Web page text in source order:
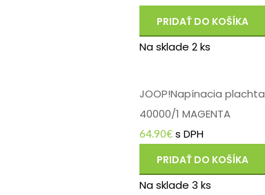
PRIDAŤ DO KOŠÍKA
Na sklade 2 ks
JOOP!Napínacia plachta
40000/1 MAGENTA
64.90€ s DPH
PRIDAŤ DO KOŠÍKA
Na sklade 3 ks